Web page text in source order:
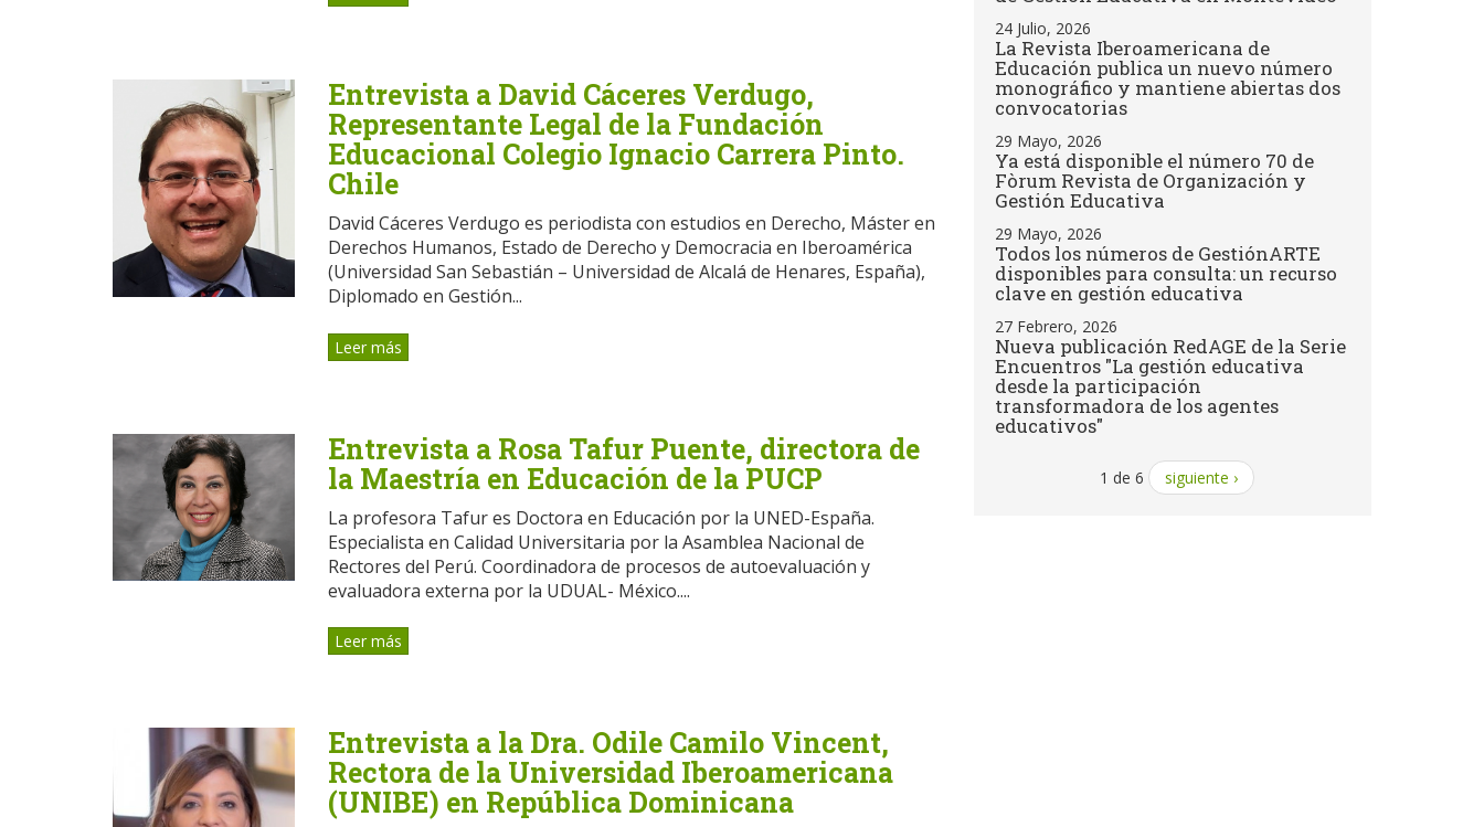
Entrevista a David Cáceres Verdugo,
Representante Legal de la Fundación
Educacional Colegio Ignacio Carrera Pinto.
Chile
David Cáceres Verdugo es periodista con estudios en Derecho, Máster en
Derechos Humanos, Estado de Derecho y Democracia en Iberoamérica
(Universidad San Sebastián – Universidad de Alcalá de Henares, España),
Diplomado en Gestión...
Leer más
Entrevista a Rosa Tafur Puente, directora de
la Maestría en Educación de la PUCP
La profesora Tafur es Doctora en Educación por la UNED-España.
Especialista en Calidad Universitaria por la Asamblea Nacional de
Rectores del Perú. Coordinadora de procesos de autoevaluación y
evaluadora externa por la UDUAL- México....
Leer más
Entrevista a la Dra. Odile Camilo Vincent,
Rectora de la Universidad Iberoamericana
(UNIBE) en República Dominicana
24 Julio, 2026
La Revista Iberoamericana de
Educación publica un nuevo número
monográfico y mantiene abiertas dos
convocatorias
29 Mayo, 2026
Ya está disponible el número 70 de
Fòrum Revista de Organización y
Gestión Educativa
29 Mayo, 2026
Todos los números de GestiónARTE
disponibles para consulta: un recurso
clave en gestión educativa
27 Febrero, 2026
Nueva publicación RedAGE de la Serie
Encuentros "La gestión educativa
desde la participación
transformadora de los agentes
educativos"
1 de 6 siguiente ›